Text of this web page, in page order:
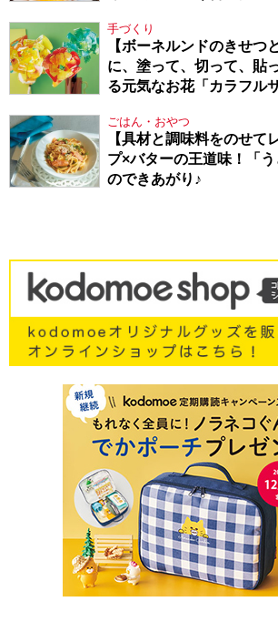
手づくり
【ボーネルンドのきせつ
に、塗って、切って、貼
る元気なお花「カラフル
ごはん・おやつ
【具材と調味料をのせて
プ×バターの王道味！「う
のできあがり♪